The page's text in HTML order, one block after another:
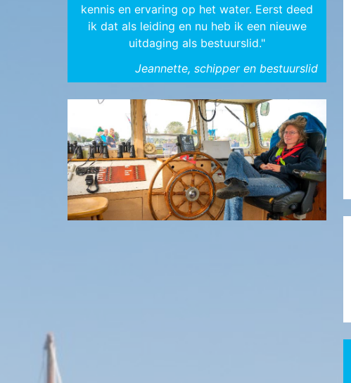
kennis en ervaring op het water. Eerst deed
ik dat als leiding en nu heb ik een nieuwe
uitdaging als bestuurslid."
Jeannette, schipper en bestuurslid